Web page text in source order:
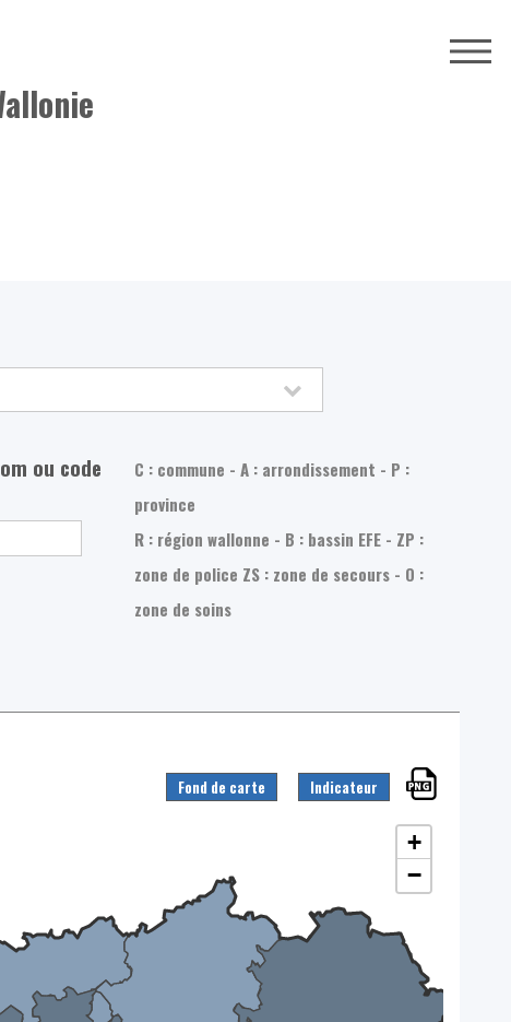
ou code
C : commune - A : arrondissement - P :
province
R : région wallonne - B : bassin EFE - ZP :
zone de police ZS : zone de secours - O :
zone de soins
Fond de carte Indicateur
+
−